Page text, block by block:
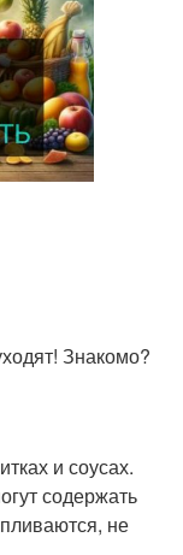
Знакомо?
и соусах.
содержать
не